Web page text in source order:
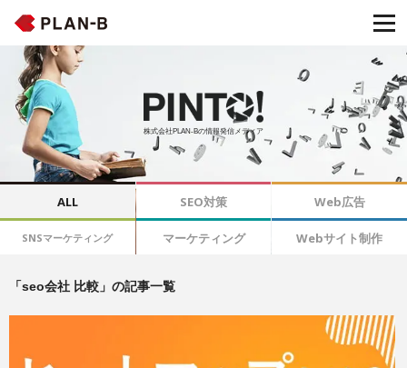
株式会社PLAN-Bの情報発信メディア
ALL SEO対策 Web広告
SNSマーケティング マーケティング Webサイト制作
「seo会社 比較」の記事一覧